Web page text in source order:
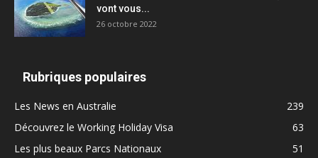
vont vous...
26 octobre 2022
Rubriques populaires
Les News en Australie
239
Découvrez le Working Holiday Visa
63
Les plus beaux Parcs Nationaux
51